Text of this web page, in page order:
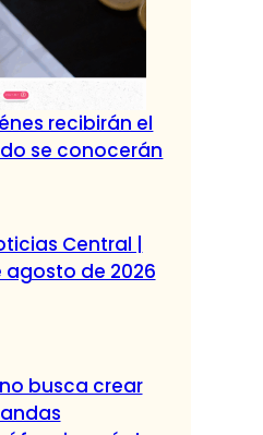
recibirán el
se conocerán
Central |
agosto de 2026
busca crear